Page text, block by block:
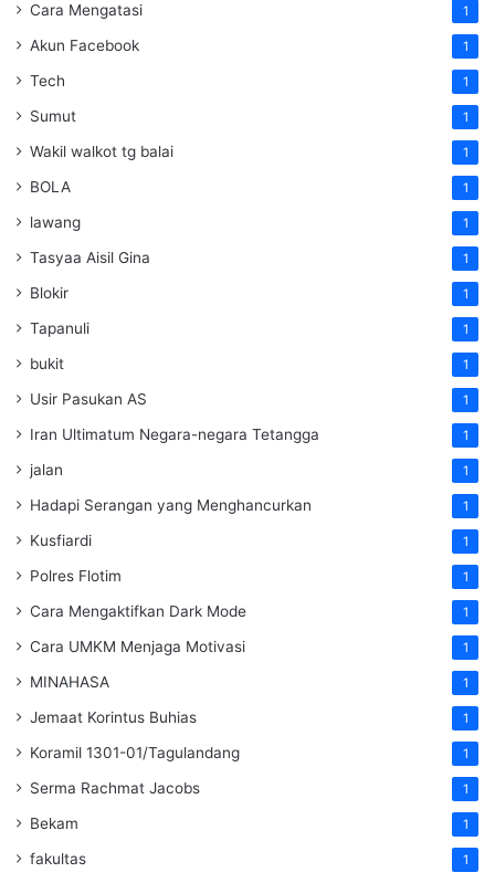
Cara Mengatasi 1
Akun Facebook 1
Tech 1
Sumut 1
Wakil walkot tg balai 1
BOLA 1
lawang 1
Tasyaa Aisil Gina 1
Blokir 1
Tapanuli 1
bukit 1
Usir Pasukan AS 1
Iran Ultimatum Negara-negara Tetangga 1
jalan 1
Hadapi Serangan yang Menghancurkan 1
Kusfiardi 1
Polres Flotim 1
Cara Mengaktifkan Dark Mode 1
Cara UMKM Menjaga Motivasi 1
MINAHASA 1
Jemaat Korintus Buhias 1
Koramil 1301-01/Tagulandang 1
Serma Rachmat Jacobs 1
Bekam 1
fakultas 1